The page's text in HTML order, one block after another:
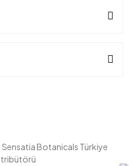
Sensatia Botanicals Türkiye